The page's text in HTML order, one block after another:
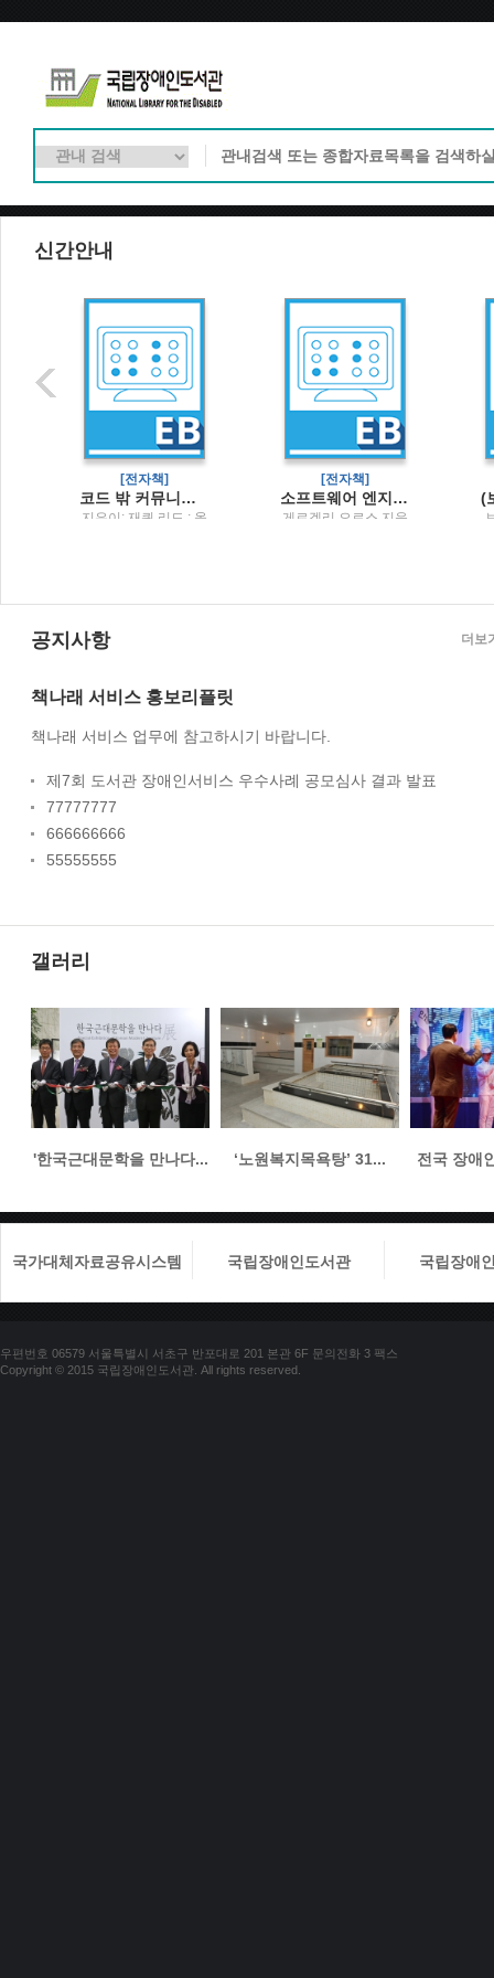
신간안내
[전자책]
코드 밖 커뮤니케이션팀원 온보딩부터 UML 활용법, 글쓰기 스킬, 원격 근무 노하우까지
지은이: 재퀴 리드 ; 옮
[전자책]
소프트웨어 엔지니어 가이드북주니어부터 리더까지, 소프트웨어 엔지니어라면 꼭 알아야 할 커리어 관리의 비법
게르겔리 오로스 지음
공지사항
책나래 서비스 홍보리플릿
책나래 서비스 업무에 참고하시기 바랍니다.
제7회 도서관 장애인서비스 우수사례 공모심사 결과 발표
77777777
666666666
55555555
더보
갤러리
'한국근대문학을 만나다... ‘노원복지목욕탕’ 31... 전국 장애
국가대체자료공유시스템 국립장애인도서관 국립장애
우편번호 06579 서울특별시 서초구 반포대로 201 본관 6F 문의전화 3 팩스
Copyright © 2015 국립장애인도서관. All rights reserved.